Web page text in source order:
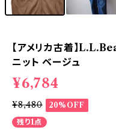
【アメリカ古着】
ニット ベージュ
¥6,784
¥8,480
20%OFF
残り1点